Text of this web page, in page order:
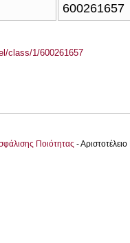
600261657
class/1/600261657
Ποιότητας -